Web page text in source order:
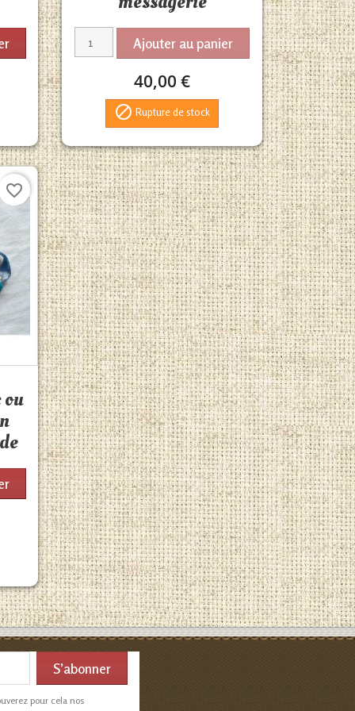
Ajouter au panier
40,00 €
 Rupture de stock
favorite_border
pour cela nos